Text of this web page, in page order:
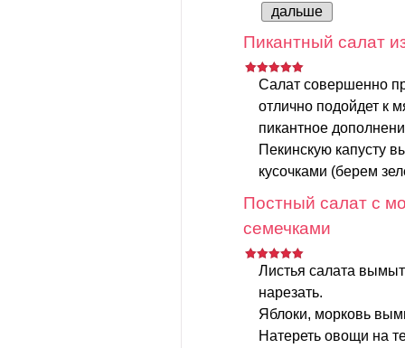
дальше
Пикантный салат
Салат совершенно
отлично подойдет к
пикантное
Пекинскую капусту
кусочками (берем
Постный салат с
семечками
Листья салата
нарезать.
Яблоки, морковь
Натереть овощи на